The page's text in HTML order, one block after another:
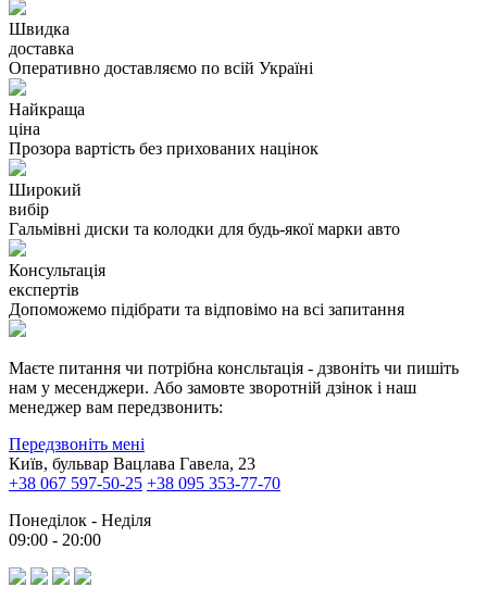
Швидка
доставка
Оперативно доставляємо по всій Україні
Найкраща
ціна
Прозора вартість без прихованих націнок
Широкий
вибір
Гальмівні диски та колодки для будь-якої марки авто
Консультація
експертів
Допоможемо підібрати та відповімо на всі запитання
Маєте питання чи потрібна консльтація - дзвоніть чи пишіть
нам у месенджери. Або замовте зворотній дзінок і наш
менеджер вам передзвонить:
Передзвоніть мені
Київ, бульвар Вацлава Гавела, 23
+38 067 597-50-25 +38 095 353-77-70
Понеділок - Неділя
09:00 - 20:00